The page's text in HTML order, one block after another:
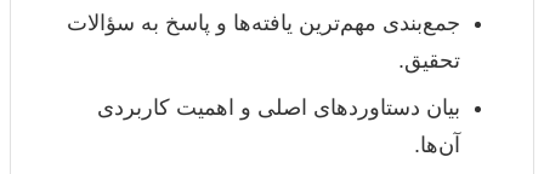
جمع‌بندی مهم‌ترین یافته‌ها و پاسخ به سؤالات
تحقیق.
بیان دستاوردهای اصلی و اهمیت کاربردی
آن‌ها.